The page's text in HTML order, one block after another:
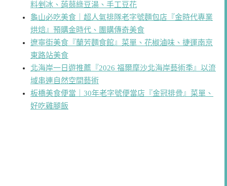
料剉冰、蒟蒻綠豆湯、手工豆花
龜山必吃美食｜超人氣排隊老字號麵包店『金時代專業
烘焙』預購金時代、團購傳奇美食
遼寧街美食『蘭芳麵食館』菜單、花椒滷味、捷運南京
東路站美食
北海岸一日遊推薦『2026 福爾摩沙北海岸藝術季』以流
域串連自然空間藝術
板橋美食便當｜30年老字號便當店『金冠排骨』菜單、
好吃雞腿飯